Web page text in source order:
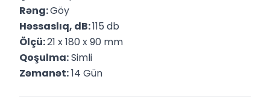
Rəng: Göy
Həssaslıq, dB: 115 db
Ölçü: 21 x 180 x 90 mm
Qoşulma: Simli
Zəmanət: 14 Gün